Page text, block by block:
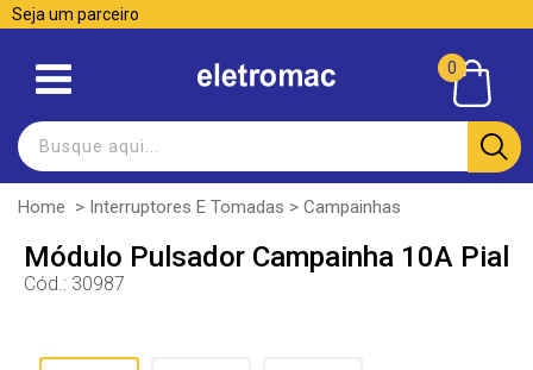
Seja um parceiro
0
Home > Interruptores E Tomadas > Campainhas
Módulo Pulsador Campainha 10A Pial
Cód.: 30987